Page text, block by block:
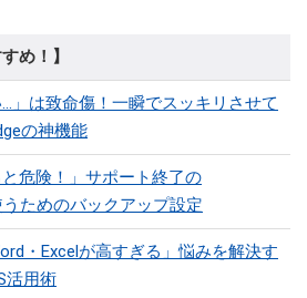
め！】
」は致命傷！一瞬でスッキリさせて
の神機能
と危険！」サポート終了の
ためのバックアップ設定
・Excelが高すぎる」悩みを解決す
活用術